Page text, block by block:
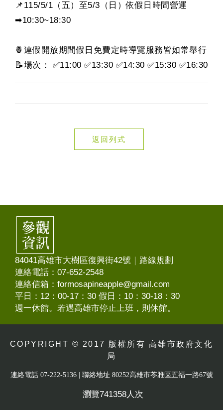
📌115/5/1（五）至5/3（日）依假日時間營運
➡10:30~18:30
🍍連假開放期間假日免費定時導覽服務皆如常舉行
📝場次： ✅11:00 ✅13:30 ✅14:30 ✅15:30 ✅16:30
返回列式
84041高雄市大樹區復興街42號｜ 路線規劃
連絡電話：07-652-2548
連絡信箱：formosapineapple@gmail.com
平日：12：00-17：30 假日：10：30-18：30
週一休館。若遇高雄市停止上班，則休館。
COPYRIGHT © 2017 版權所有 高雄市政府文化
局
連絡電話 07-222-5136 | 聯絡地址 80252高雄市苓雅區五福一路67號
瀏覽741358人次